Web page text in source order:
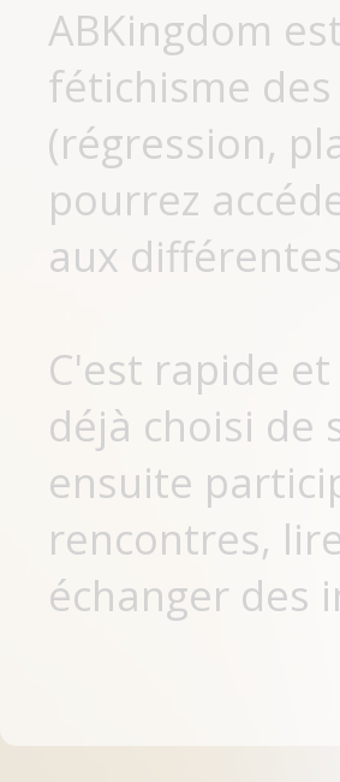
ABKingdom
fétichisme
(régression,
pourrez
aux
C'est rapide
déjà choisi de
ensuite
rencontres,
échanger des